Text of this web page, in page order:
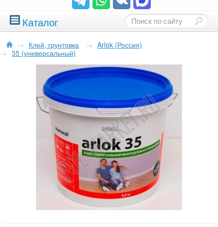
Каталог
→ Клей, грунтовка → Arlok (Россия)
→ 35 (универсальный)